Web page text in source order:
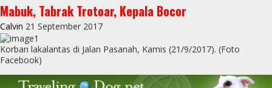
Mabuk, Tabrak Trotoar, Kepala Bocor
Calvin 21 September 2017
Korban lakalantas di Jalan Pasanah, Kamis (21/9/2017). (Foto
Facebook)